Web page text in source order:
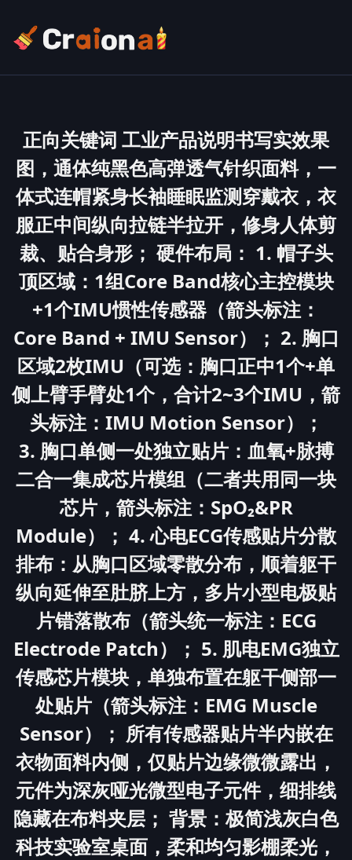
正向关键词 工业产品说明书写实效果
图，通体纯黑色高弹透气针织面料，一
体式连帽紧身长袖睡眠监测穿戴衣，衣
服正中间纵向拉链半拉开，修身人体剪
裁、贴合身形； 硬件布局： 1. 帽子头
顶区域：1组Core Band核心主控模块
+1个IMU惯性传感器（箭头标注：
Core Band + IMU Sensor）； 2. 胸口
区域2枚IMU（可选：胸口正中1个+单
侧上臂手臂处1个，合计2~3个IMU，箭
头标注：IMU Motion Sensor）；
3. 胸口单侧一处独立贴片：血氧+脉搏
二合一集成芯片模组（二者共用同一块
芯片，箭头标注：SpO₂&PR
Module）； 4. 心电ECG传感贴片分散
排布：从胸口区域零散分布，顺着躯干
纵向延伸至肚脐上方，多片小型电极贴
片错落散布（箭头统一标注：ECG
Electrode Patch）； 5. 肌电EMG独立
传感芯片模块，单独布置在躯干侧部一
处贴片（箭头标注：EMG Muscle
Sensor）； 所有传感器贴片半内嵌在
衣物面料内侧，仅贴片边缘微微露出，
元件为深灰哑光微型电子元件，细排线
隐藏在布料夹层； 背景：极简浅灰白色
科技实验室桌面，柔和均匀影棚柔光，